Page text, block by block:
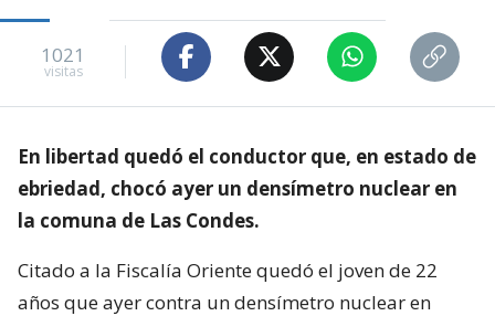
1021
visitas
En libertad quedó el conductor que, en estado de
ebriedad, chocó ayer un densímetro nuclear en
la comuna de Las Condes.
Citado a la Fiscalía Oriente quedó el joven de 22
años que ayer contra un densímetro nuclear en